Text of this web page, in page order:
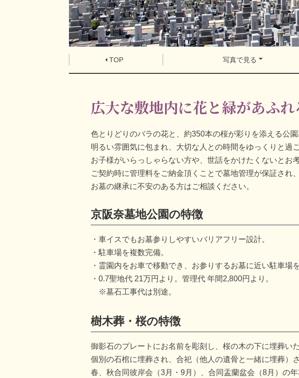
TOP 写真で見る
広大な敷地内に花と緑があふれ
色とりどりのバラの花と、約350本の桜が彩りを添える公園
明るい雰囲気に包まれ、大切な人との時間をゆっくりと過
お子様がいらっしゃらない方や、世話をかけたくないとお
ご契約時に管理料をご納金頂くことで墓地管理が保証され
お墓の継承に不安のある方はご相談ください。
京阪奈墓地公園の特徴
車イスでもお墓参りしやすいバリアフリー設計。
駐車場を複数完備。
霊園内をお車で移動でき、お参りするお墓に近い駐車場
0.7聖地代 21万円より。管理代 年間2,800円より。
※墓石工事代は別途。
樹木葬・桜の特徴
御影石のプレートにお名前を彫刻し、桜の木の下に埋葬いた
個別の石棺に埋葬され、合祀（他人の遺骨と一緒に埋葬）
春、秋合同彼岸会（3月・9月）、合同盂蘭盆会（8月）の